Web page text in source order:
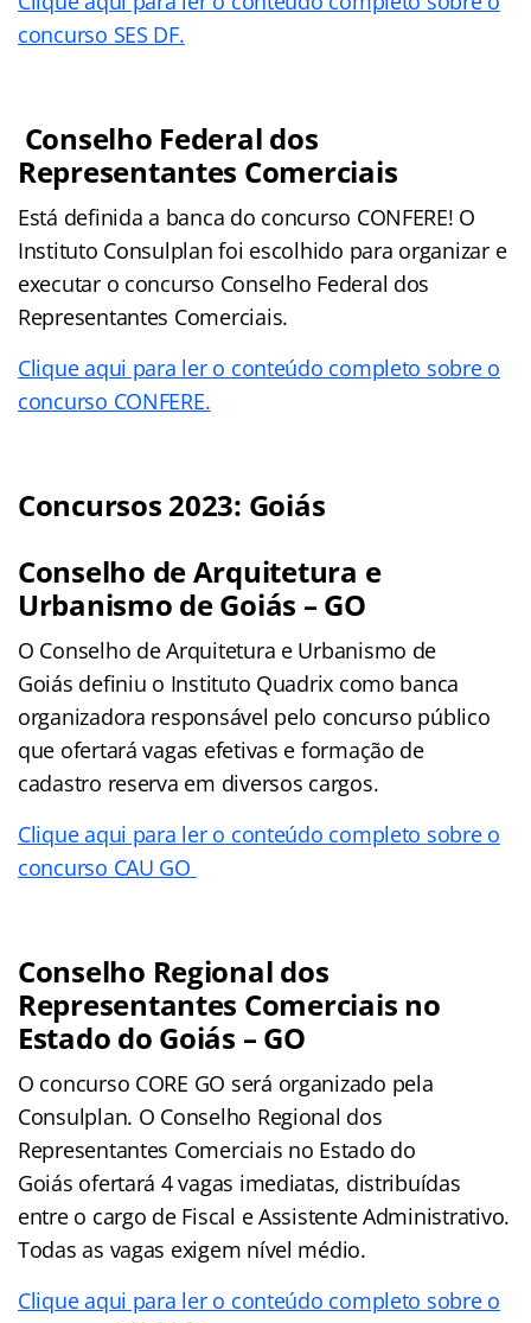
concurso SES DF.
Conselho Federal dos
Representantes Comerciais
Está definida a banca do concurso CONFERE! O
Instituto Consulplan foi escolhido para organizar e
executar o concurso Conselho Federal dos
Representantes Comerciais.
Clique aqui para ler o conteúdo completo sobre o
concurso CONFERE.
Concursos 2023: Goiás
Conselho de Arquitetura e
Urbanismo de Goiás – GO
O Conselho de Arquitetura e Urbanismo de
Goiás definiu o Instituto Quadrix como banca
organizadora responsável pelo concurso público
que ofertará vagas efetivas e formação de
cadastro reserva em diversos cargos.
Clique aqui para ler o conteúdo completo sobre o
concurso CAU GO
Conselho Regional dos
Representantes Comerciais no
Estado do Goiás – GO
O concurso CORE GO será organizado pela
Consulplan. O Conselho Regional dos
Representantes Comerciais no Estado do
Goiás ofertará 4 vagas imediatas, distribuídas
entre o cargo de Fiscal e Assistente Administrativo.
Todas as vagas exigem nível médio.
Clique aqui para ler o conteúdo completo sobre o